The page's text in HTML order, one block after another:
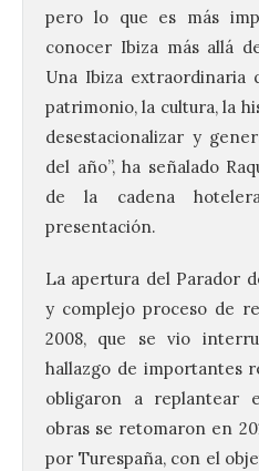
pero lo que es más
conocer Ibiza más allá
Una Ibiza extraordinaria
patrimonio, la cultura, la
desestacionalizar y
del año”, ha señalado
de la cadena
presentación.
La apertura del Parador
y complejo proceso de
2008, que se vio
hallazgo de importantes
obligaron a replantear
obras se retomaron en
por Turespaña, con el